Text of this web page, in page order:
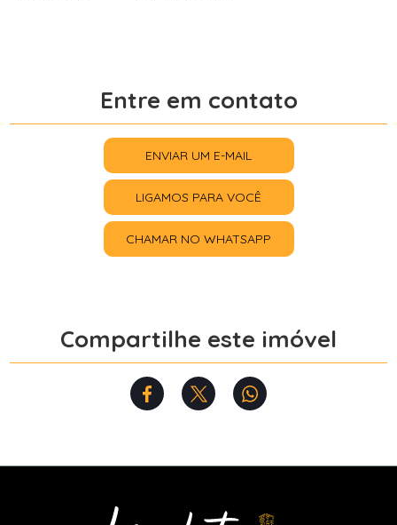
Entre em contato
ENVIAR UM E-MAIL
LIGAMOS PARA VOCÊ
CHAMAR NO WHATSAPP
Compartilhe este imóvel